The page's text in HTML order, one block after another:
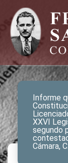
Informe
XXVI
segundo
Cámara,